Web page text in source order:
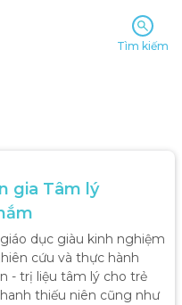
Tìm kiếm
gia Tâm lý
dục giàu kinh nghiệm
cứu và thực hành
- trị liệu tâm lý cho trẻ
thiếu niên cũng như